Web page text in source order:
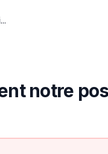
notre